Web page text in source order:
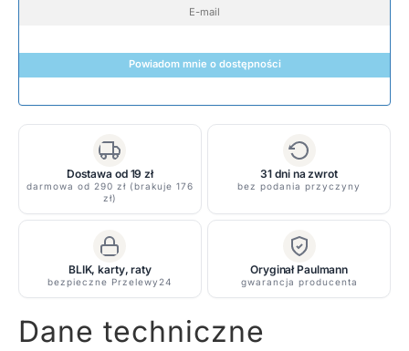
Powiadom mnie o dostępności
Dostawa od 19 zł
darmowa od 290 zł (brakuje 176
zł)
31 dni na zwrot
bez podania przyczyny
BLIK, karty, raty
bezpieczne Przelewy24
Oryginał Paulmann
gwarancja producenta
Dane techniczne